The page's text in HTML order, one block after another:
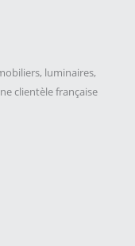
luminaires,
clientèle française